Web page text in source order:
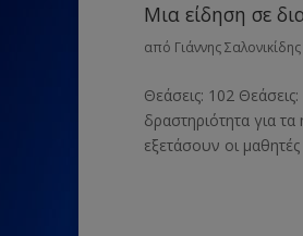
Μια είδηση σε
από Γιάννης Σαλονικίδης
Θεάσεις: 102
δραστηριότητα για
εξετάσουν οι